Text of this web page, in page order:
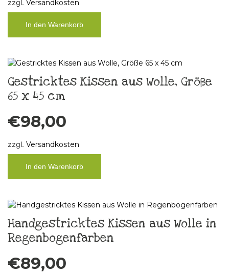
zzgl. Versandkosten
In den Warenkorb
Gestricktes Kissen aus Wolle, Größe
65 x 45 cm
€98,00
zzgl. Versandkosten
In den Warenkorb
Handgestricktes Kissen aus Wolle in
Regenbogenfarben
€89,00